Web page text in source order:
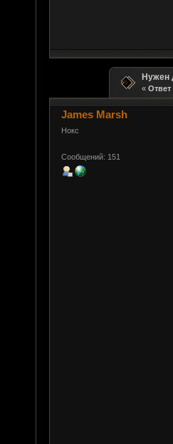
Нужен
« Ответ
James Marsh
Нокс
Сообщений: 151